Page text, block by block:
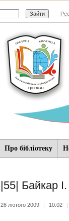
Про бібліотеку
|55| Байкар
26 лютого 2009 | 10:02 |